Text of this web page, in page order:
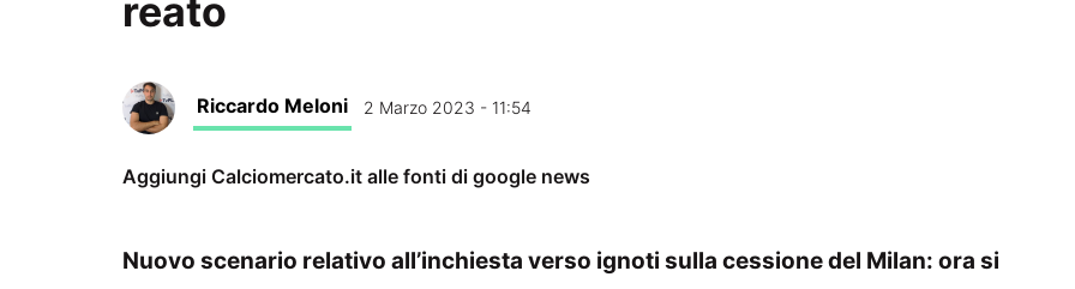
reato
Riccardo Meloni 2 Marzo 2023 - 11:54
Aggiungi Calciomercato.it alle fonti di google news
Nuovo scenario relativo all’inchiesta verso ignoti sulla cessione del Milan: ora si